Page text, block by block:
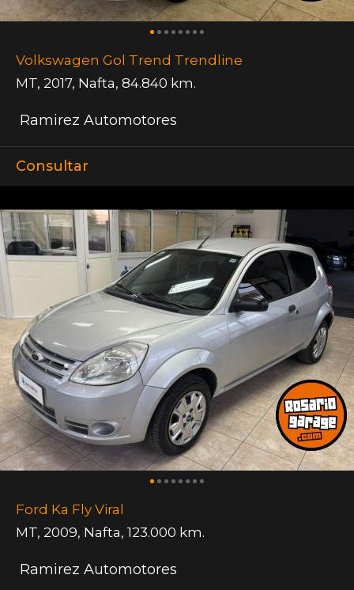
Volkswagen Gol Trend Trendline
MT, 2017, Nafta, 84.840 km.
Ramirez Automotores
Consultar
Ford Ka Fly Viral
MT, 2009, Nafta, 123.000 km.
Ramirez Automotores